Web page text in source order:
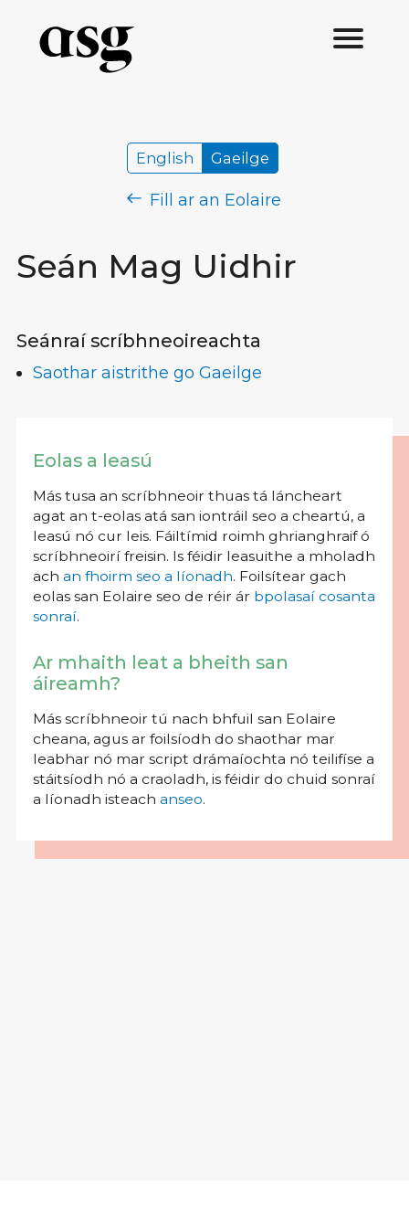
Seán Mag Uidhir
English Gaeilge
Fill ar an Eolaire
Seánraí scríbhneoireachta
Saothar aistrithe go Gaeilge
Eolas a leasú
Más tusa an scríbhneoir thuas tá láncheart
agat an t-eolas atá san iontráil seo a cheartú, a
leasú nó cur leis. Fáiltímid roimh ghrianghraif ó
scríbhneoirí freisin. Is féidir leasuithe a mholadh
ach an fhoirm seo a líonadh. Foilsítear gach
eolas san Eolaire seo de réir ár bpolasaí cosanta
sonraí.
Ar mhaith leat a bheith san
áireamh?
Más scríbhneoir tú nach bhfuil san Eolaire
cheana, agus ar foilsíodh do shaothar mar
leabhar nó mar script drámaíochta nó teilifíse a
stáitsíodh nó a craoladh, is féidir do chuid sonraí
a líonadh isteach anseo.